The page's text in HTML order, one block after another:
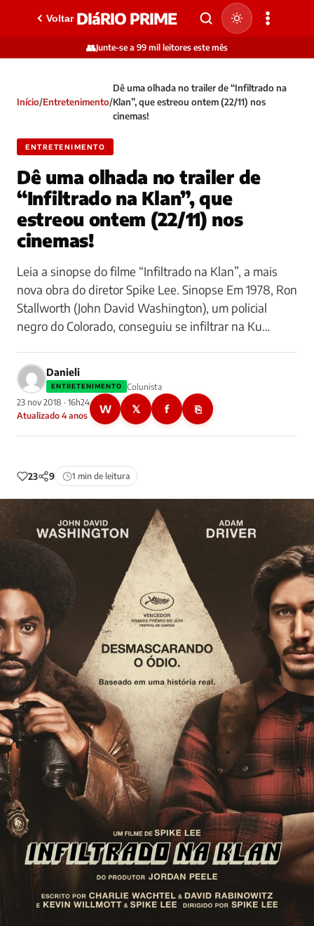
Voltar DIáRIO PRIME
👥Junte-se a 99 mil leitores este mês
Início/Entretenimento/
Dê uma olhada no trailer de “Infiltrado na
Klan”, que estreou ontem (22/11) nos
cinemas!
ENTRETENIMENTO
Dê uma olhada no trailer de
“Infiltrado na Klan”, que
estreou ontem (22/11) nos
cinemas!
Leia a sinopse do filme “Infiltrado na Klan”, a mais
nova obra do diretor Spike Lee. Sinopse Em 1978, Ron
Stallworth (John David Washington), um policial
negro do Colorado, conseguiu se infiltrar na Ku…
Danieli
ENTRETENIMENTO
Colunista
23 nov 2018 · 16h24
Atualizado 4 anos
W 𝕏 f ⎘
23 9 1 min de leitura